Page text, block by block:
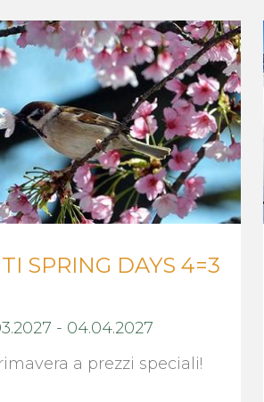
SPRING DAYS 4=3
- 04.04.2027
a prezzi speciali!